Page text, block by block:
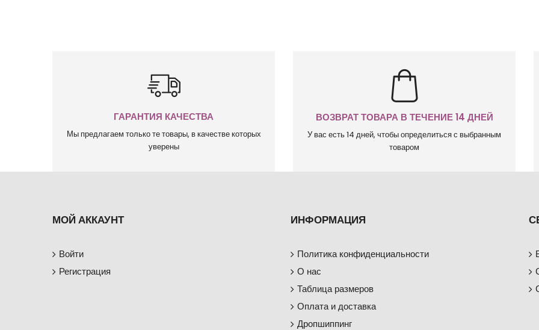
ГАРАНТИЯ КАЧЕСТВА
Мы предлагаем только те товары, в качестве которых
уверены
ВОЗВРАТ ТОВАРА В ТЕЧЕНИЕ 14 ДНЕЙ
У вас есть 14 дней, чтобы определиться с выбранным
товаром
МОЙ АККАУНТ
Войти
Регистрация
ИНФОРМАЦИЯ
Политика конфиденциальности
О нас
Таблица размеров
Оплата и доставка
Дропшиппинг